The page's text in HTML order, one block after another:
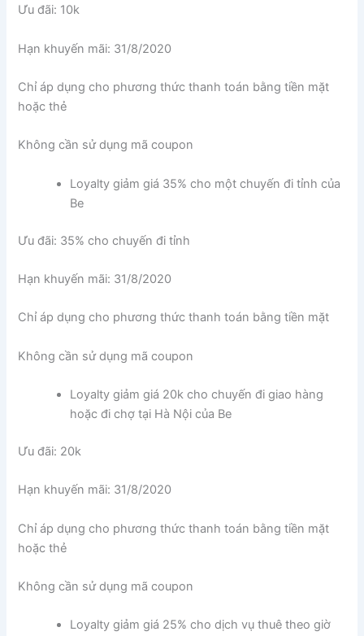
Ưu đãi: 10k
Hạn khuyến mãi: 31/8/2020
Chỉ áp dụng cho phương thức thanh toán bằng tiền mặt
hoặc thẻ
Không cần sử dụng mã coupon
Loyalty giảm giá 35% cho một chuyến đi tỉnh của
Be
Ưu đãi: 35% cho chuyến đi tỉnh
Hạn khuyến mãi: 31/8/2020
Chỉ áp dụng cho phương thức thanh toán bằng tiền mặt
Không cần sử dụng mã coupon
Loyalty giảm giá 20k cho chuyến đi giao hàng
hoặc đi chợ tại Hà Nội của Be
Ưu đãi: 20k
Hạn khuyến mãi: 31/8/2020
Chỉ áp dụng cho phương thức thanh toán bằng tiền mặt
hoặc thẻ
Không cần sử dụng mã coupon
Loyalty giảm giá 25% cho dịch vụ thuê theo giờ